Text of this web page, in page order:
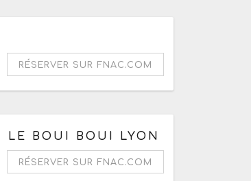
21 août 2026 à 21h
RÉSERVER SUR FNAC.COM
LE BOUI BOUI LYON
RÉSERVER SUR FNAC.COM